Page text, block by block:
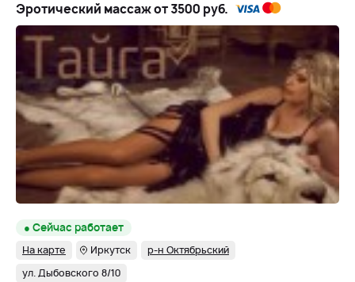
Эротический массаж от 3500 руб.
● Сейчас работает
Иркутск
р-н Октябрьский
ул. Дыбовского 8/10
На карте